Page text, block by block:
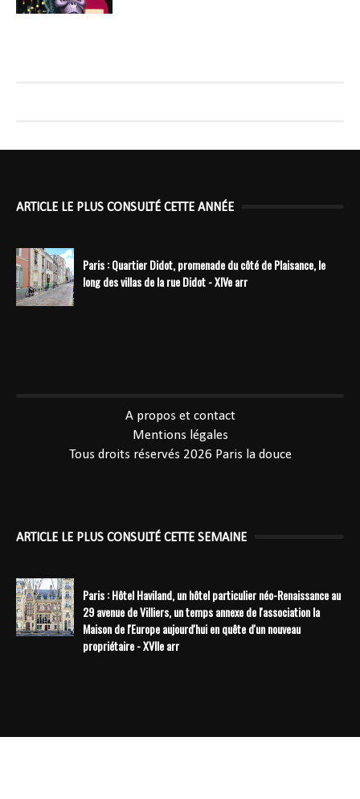
ARTICLE LE PLUS CONSULTÉ CETTE ANNÉE
Paris : Quartier Didot, promenade du côté de Plaisance, le
long des villas de la rue Didot - XIVe arr
A propos et contact
Mentions légales
Tous droits réservés 2026 Paris la douce
ARTICLE LE PLUS CONSULTÉ CETTE SEMAINE
Paris : Hôtel Haviland, un hôtel particulier néo-Renaissance au
29 avenue de Villiers, un temps annexe de l'association la
Maison de l'Europe aujourd'hui en quête d'un nouveau
propriétaire - XVIIe arr